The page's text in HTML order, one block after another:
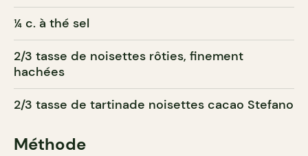
¼ c. à thé sel
2/3 tasse de noisettes rôties, finement
hachées
2/3 tasse de tartinade noisettes cacao Stefano
Méthode